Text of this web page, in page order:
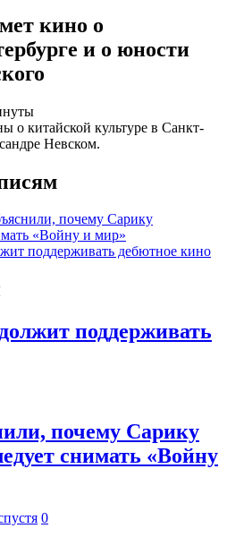
кино о
и о юности
о китайской культуре в Санкт-
Невском.
почему Сарику
«Войну и мир»
поддерживать дебютное кино
поддерживать
почему Сарику
снимать «Войну
0